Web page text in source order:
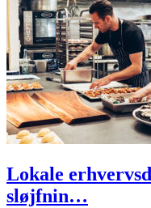
Lokale
sløjfnin…